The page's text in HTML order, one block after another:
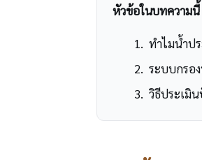
หัวข้อในบทความนี้
ทำไมน้ำป
ระบบกรอ
วิธีประเมิ